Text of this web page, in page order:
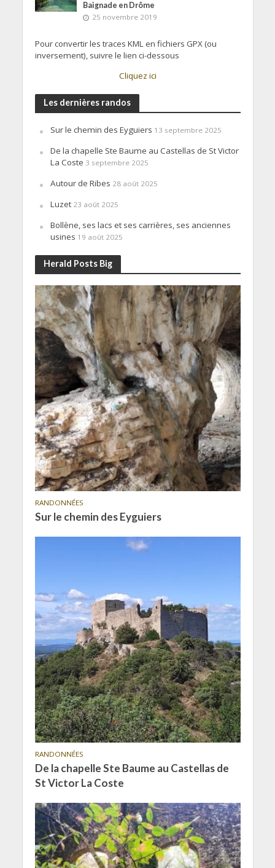
Baignade en Drôme
25 novembre 2019
Pour convertir les traces KML en fichiers GPX (ou
inversement), suivre le lien ci-dessous
Cliquez ici
Les dernières randos
Sur le chemin des Eyguiers 13 septembre 2025
De la chapelle Ste Baume au Castellas de St Victor
La Coste 3 septembre 2025
Autour de Ribes 28 août 2025
Luzet 23 août 2025
Bollène, ses lacs et ses carrières, ses anciennes
usines 19 août 2025
Herald Posts Big
RANDONNÉES
Sur le chemin des Eyguiers
RANDONNÉES
De la chapelle Ste Baume au Castellas de
St Victor La Coste